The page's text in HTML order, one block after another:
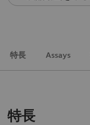
特長 Assays
特長